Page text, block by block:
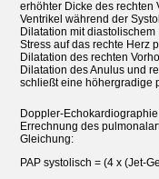
erhöhter Dicke des rechten
Ventrikel während der
Dilatation mit
Stress auf das rechte Herz
Dilatation des rechten
Dilatation des Anulus und
schließt eine höhergradige
Doppler-
Errechnung des
Gleichung:
PAP systolisch = (4 x (Jet-